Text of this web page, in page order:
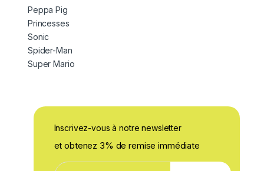
Peppa Pig
Princesses
Sonic
Spider-Man
Super Mario
Inscrivez-vous à notre newsletter
et obtenez 3% de remise immédiate
-E